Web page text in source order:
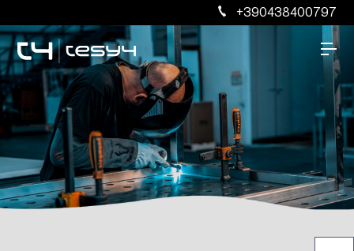
+390438400797